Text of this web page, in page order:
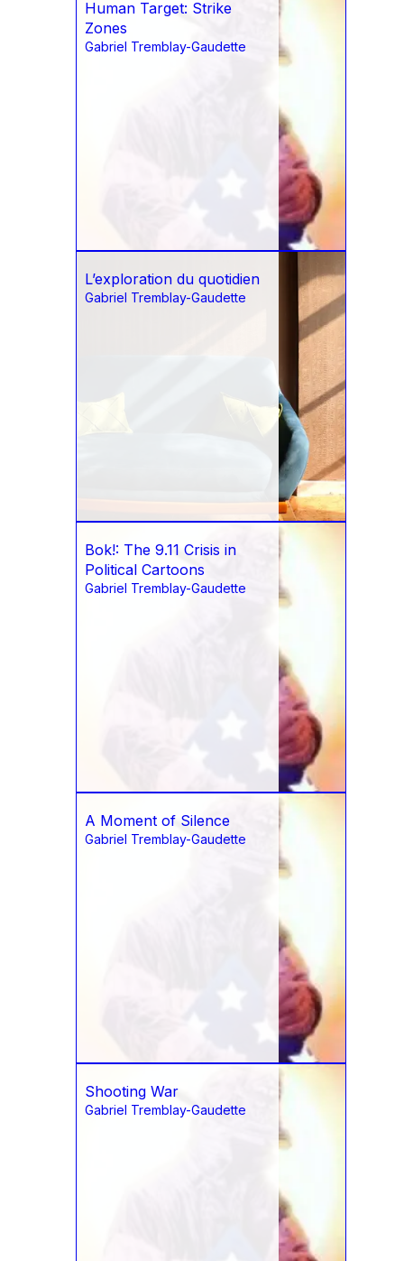
Human Target: Strike
Zones
Gabriel Tremblay-Gaudette
L’exploration du quotidien
Gabriel Tremblay-Gaudette
Bok!: The 9.11 Crisis in
Political Cartoons
Gabriel Tremblay-Gaudette
A Moment of Silence
Gabriel Tremblay-Gaudette
Shooting War
Gabriel Tremblay-Gaudette